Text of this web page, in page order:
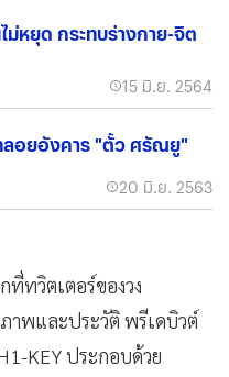
หยุด กระทบร่างกาย-จิต
15 มิ.ย. 2564
ลาแล้ว...ครอบครัวและเพื่อนสนิทลอยอังคาร "ตั้ว ศรัณยู"
20 มิ.ย. 2563
ที่ทวิตเตอร์ของวง
าพและประวัติ พรีเดบิวต์
KEY ประกอบด้วย